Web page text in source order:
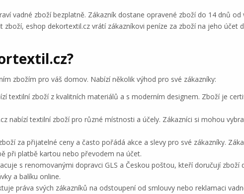
vadné zboží bezplatně. Zákazník dostane opravené zboží do 14 dnů od
eshop dekortextil.cz vrátí zákazníkovi peníze za zboží na jeho účet
zbožím pro váš domov. Nabízí několik výhod pro své zákazníky:
textilní zboží z kvalitních materiálů a s moderním designem. Zboží je
nabízí textilní zboží pro různé místnosti a účely. Zákazníci si mohou
za přijatelné ceny a často pořádá akce a slevy pro své zákazníky.
při platbě kartou nebo převodem na účet.
s renomovanými dopravci GLS a Českou poštou, kteří doručují zboží
a balíku online.
práva svých zákazníků na odstoupení od smlouvy nebo reklamaci